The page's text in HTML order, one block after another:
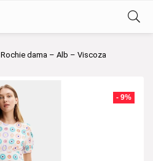
Rochie dama – Alb – Viscoza
- 9%